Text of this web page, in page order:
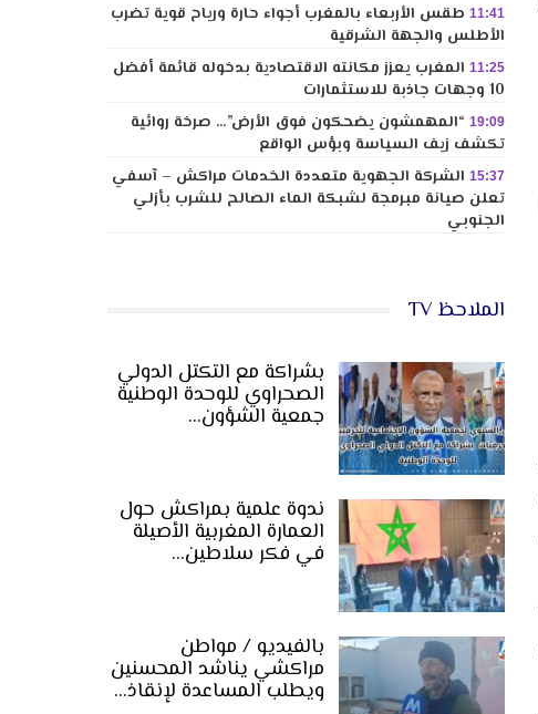
11:41 طقس الأربعاء بالمغرب أجواء حارة ورياح قوية تضرب
الأطلس والجهة الشرقية
11:25 المغرب يعزز مكانته الاقتصادية بدخوله قائمة أفضل
10 وجهات جاذبة للاستثمارات
19:09 “المهمشون يضحكون فوق الأرض”… صرخة روائية
تكشف زيف السياسة وبؤس الواقع
15:37 الشركة الجهوية متعددة الخدمات مراكش – آسفي
تعلن صيانة مبرمجة لشبكة الماء الصالح للشرب بأزلي
الجنوبي
الملاحظ TV
بشراكة مع التكتل الدولي
الصحراوي للوحدة الوطنية
جمعية الشؤون…
ندوة علمية بمراكش حول
العمارة المغربية الأصيلة
في فكر سلاطين…
بالفيديو / مواطن
مراكشي يناشد المحسنين
ويطلب المساعدة لإنقاذ…